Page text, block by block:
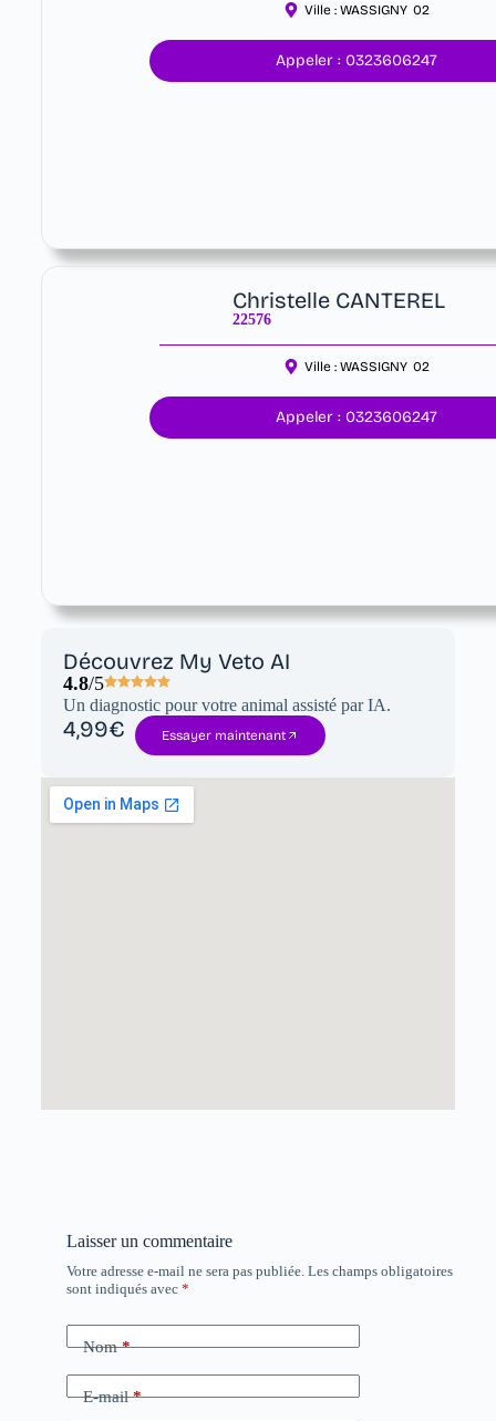
Ville : WASSIGNY 02
Appeler : 0323606247
Christelle CANTEREL
22576
Ville : WASSIGNY 02
Appeler : 0323606247
Découvrez My Veto AI
4.8/5
Un diagnostic pour votre animal assisté par IA.
4,99€ Essayer maintenant
Laisser un commentaire
Votre adresse e-mail ne sera pas publiée. Les champs obligatoires
sont indiqués avec *
Nom*
E-mail*